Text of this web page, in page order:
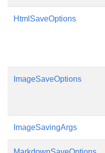
HtmlSaveOptions
ImageSaveOptions
ImageSavingArgs